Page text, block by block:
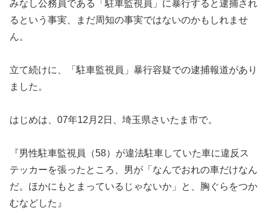
みなし公務員である「駐車監視員」に暴行すると逮捕され
るという事実、まだ周知の事実ではないのかもしれませ
ん。
立て続けに、「駐車監視員」暴行容疑での逮捕報道があり
ました。
はじめは、07年12月2日、埼玉県さいたま市で。
『男性駐車監視員（58）が違法駐車していた車に違反ス
テッカーを張ったところ、男が「なんでおれの車だけなん
だ。ほかにもとまっているじゃないか」と、胸ぐらをつか
むなどした』